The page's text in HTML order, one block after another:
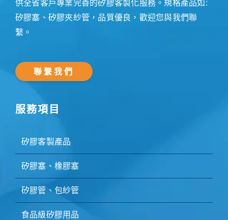
供全省客戶專業完善的矽膠客製化服務。規格產品如:
矽膠塞、矽膠夾紗管，品質優良，歡迎您與我們聯
繫。
聯繫我們
服務項目
矽膠客製產品
矽膠塞、橡膠塞
矽膠管、包紗管
食品級矽膠用品